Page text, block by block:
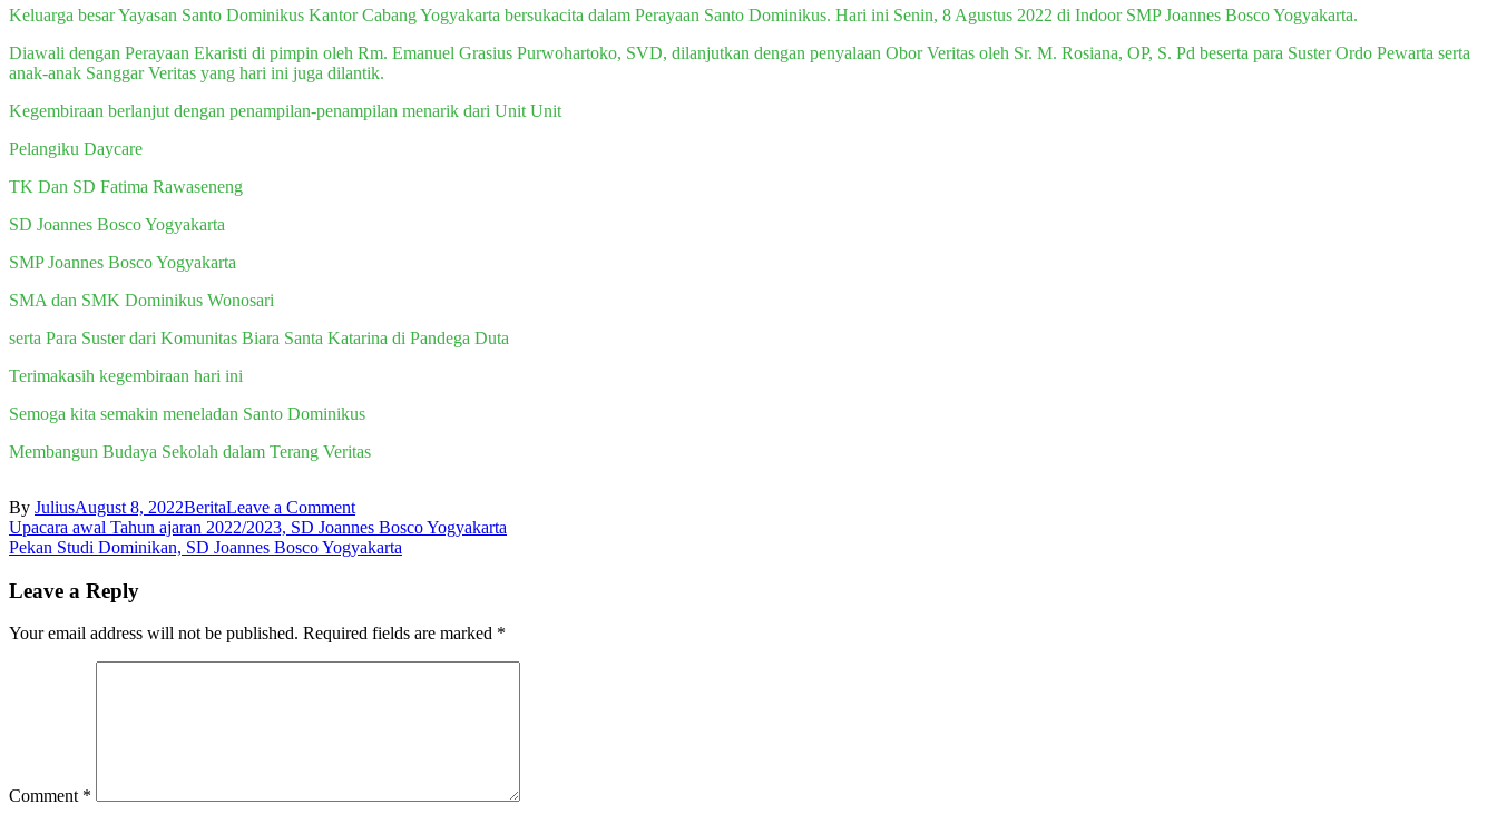
Keluarga besar Yayasan Santo Dominikus Kantor Cabang Yogyakarta bersukacita dalam Perayaan Santo Dominikus. Hari ini Senin, 8 Agustus 2022 di Indoor SMP Joannes Bosco Yogyakarta.
Diawali dengan Perayaan Ekaristi di pimpin oleh Rm. Emanuel Grasius Purwohartoko, SVD, dilanjutkan dengan penyalaan Obor Veritas oleh Sr. M. Rosiana, OP, S. Pd beserta para Suster Ordo Pewarta serta
anak-anak Sanggar Veritas yang hari ini juga dilantik.
Kegembiraan berlanjut dengan penampilan-penampilan menarik dari Unit Unit
Pelangiku Daycare
TK Dan SD Fatima Rawaseneng
SD Joannes Bosco Yogyakarta
SMP Joannes Bosco Yogyakarta
SMA dan SMK Dominikus Wonosari
serta Para Suster dari Komunitas Biara Santa Katarina di Pandega Duta
Terimakasih kegembiraan hari ini
Semoga kita semakin meneladan Santo Dominikus
Membangun Budaya Sekolah dalam Terang Veritas
By JuliusAugust 8, 2022BeritaLeave a Commenton
Pesta
Nama
Sekolah
SD
Post
navigation
Upacara awal Tahun ajaran 2022/2023, SD Joannes Bosco Yogyakarta
Pekan Studi Dominikan, SD Joannes Bosco Yogyakarta
Leave a Reply
Your email address will not be published. Required fields are marked *
Comment *